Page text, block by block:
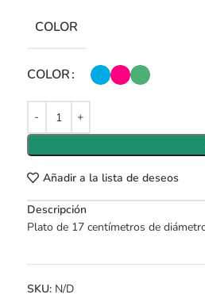
COLOR
COLOR
Añadir a la lista de deseos
Descripción
Plato de 17 centímetros de
SKU: N/D